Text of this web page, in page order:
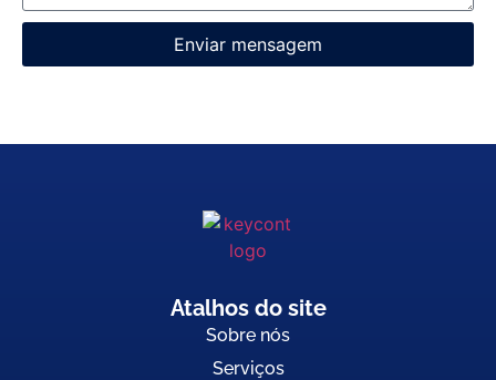
Enviar mensagem
Atalhos do site
Sobre nós
Serviços